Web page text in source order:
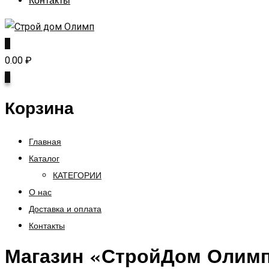
0.00 ₽
Корзина
Главная
Каталог
КАТЕГОРИИ
О нас
Доставка и оплата
Контакты
Магазин «СтройДом